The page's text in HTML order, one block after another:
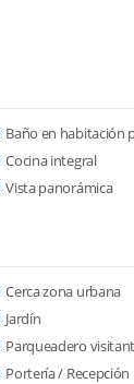
Baño en habitación
Cocina integral
Vista panorámica
Cerca zona urbana
Jardín
Parqueadero
Portería / Recepción